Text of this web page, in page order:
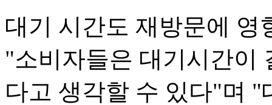
대기 시간도 재방문에 영
"소비자들은 대기시간이
다고 생각할 수 있다"며